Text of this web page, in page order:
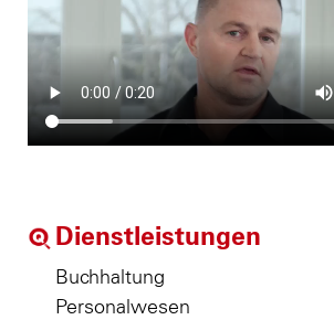
Dienstleistungen
Buchhaltung
Personalwesen